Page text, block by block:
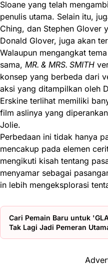
Sloane yang telah
penulis utama. Selain itu,
Ching, dan Stephen Glover
Donald Glover, juga akan
Walaupun mengangkat
sama, MR. & MRS. SMITH
konsep yang berbeda dari
aksi yang ditampilkan oleh
Erskine terlihat memiliki
film aslinya yang
Jolie.
Perbedaan ini tidak hanya
mencakup pada elemen
mengikuti kisah tentang
menyamar sebagai
in lebih mengeksplorasi
Cari Pemain Baru untuk
Tak Lagi Jadi Pemeran